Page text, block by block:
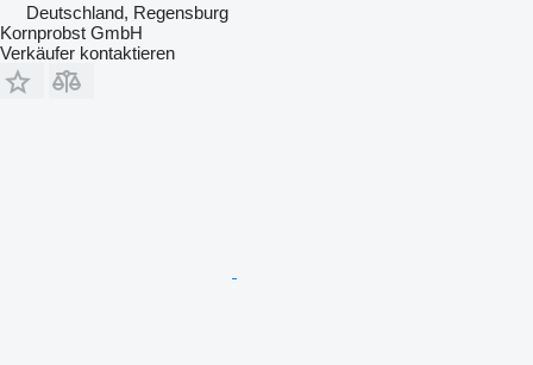
Deutschland, Regensburg
Kornprobst GmbH
Verkäufer kontaktieren